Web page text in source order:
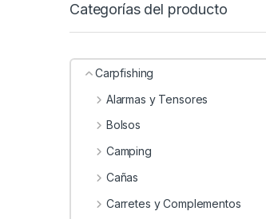
Categorías del producto
Carpfishing
Alarmas y Tensores
Bolsos
Camping
Cañas
Carretes y Complementos